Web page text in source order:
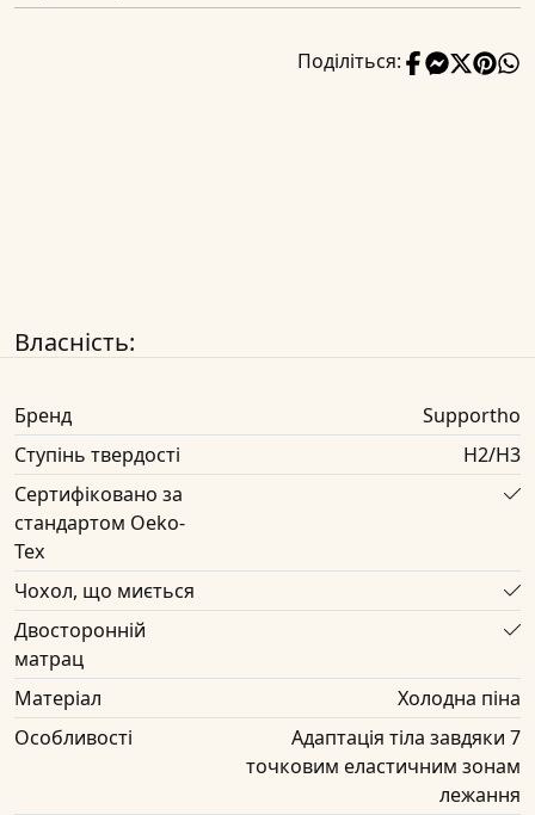
Поділіться:
Власність:
Бренд
Supportho
Ступінь твердості
H2/H3
Сертифіковано за
стандартом Oeko-
Tex
Чохол, що миється
Двосторонній
матрац
Матеріал
Холодна піна
Особливості
Адаптація тіла завдяки 7
точковим еластичним зонам
лежання